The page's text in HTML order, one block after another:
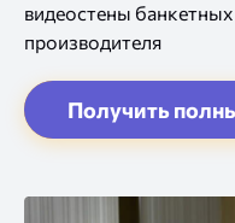
видеостены
производителя